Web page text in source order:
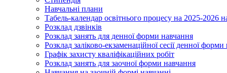
Навчальні плани
Табель-календар освітнього процесу на 2025-2026
Розклад дзвінків
Розклад занять для денної форми навчання
Розклад заліково-екзаменаційної сесії денної
Графік захисту кваліфікаційних робіт
Розклад занять для заочної форми навчання